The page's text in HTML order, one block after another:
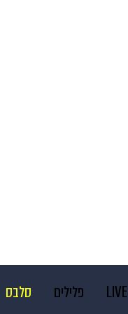
LIVE פלילים סלבס